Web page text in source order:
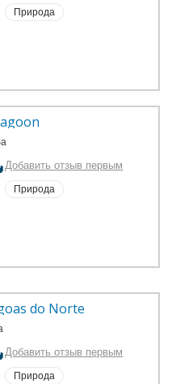
Природа
Добавить отзыв первым
Природа
do Norte
Добавить отзыв первым
Природа